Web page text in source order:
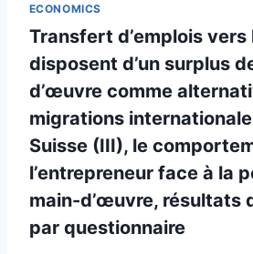
ECONOMICS
Transfert d’emplois
disposent d’un surplus
d’œuvre comme
migrations
Suisse (III), le
l’entrepreneur face à la
main-d’œuvre, résultats
par questionnaire